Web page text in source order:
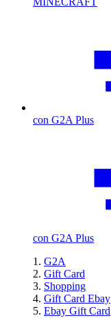
con G2A Plus
con G2A Plus
G2A
Gift Card
Shopping
Gift Card Ebay
Ebay Gift Card